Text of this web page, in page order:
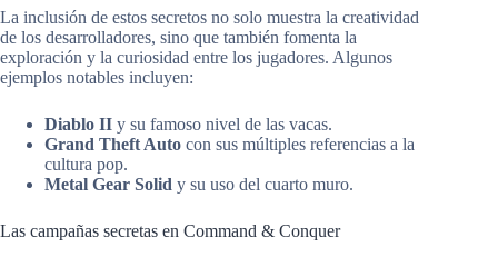
La inclusión de estos secretos no solo muestra la creatividad
de los desarrolladores, sino que también fomenta la
exploración y la curiosidad entre los jugadores. Algunos
ejemplos notables incluyen:
Diablo II y su famoso nivel de las vacas.
Grand Theft Auto con sus múltiples referencias a la
cultura pop.
Metal Gear Solid y su uso del cuarto muro.
Las campañas secretas en Command & Conquer